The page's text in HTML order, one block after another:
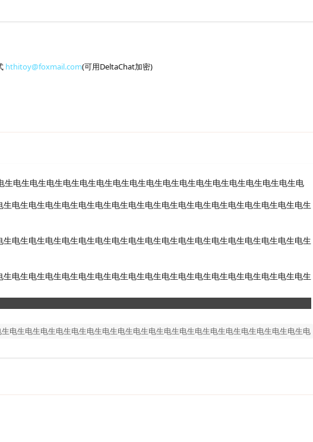
hthitoy@foxmail.com(可用DeltaChat加密)
生电生电生电生电生电生电生电生电生电生电生电生电生电生电生电生电生电生电
生电生电生电生电生电生电生电生电生电生电生电生电生电生电生电生电生电生电生
生电生电生电生电生电生电生电生电生电生电生电生电生电生电生电生电生电生电生
生电生电生电生电生电生电生电生电生电生电生电生电生电生电生电生电生电生电生
电生电生电生电生电生电生电生电生电生电生电生电生电生电生电生电生电生电生电生电